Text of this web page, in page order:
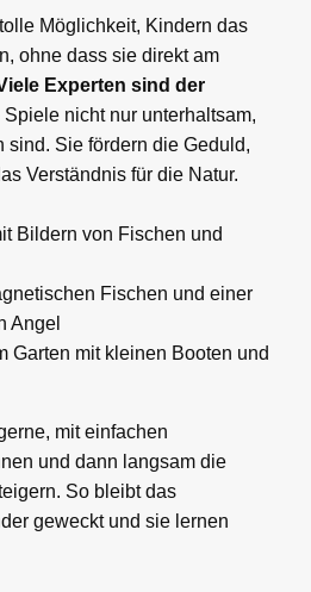
Möglichkeit, Kindern das
ohne dass sie direkt am
Experten sind der
nicht nur unterhaltsam,
sind. Sie fördern die Geduld,
Verständnis für die Natur.
Bildern von Fischen und
Fischen und einer
Angel
Garten mit kleinen Booten und
mit einfachen
und dann langsam die
So bleibt das
geweckt und sie lernen